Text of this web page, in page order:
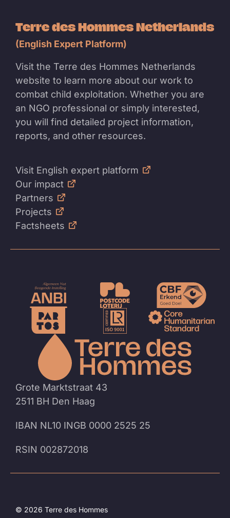
Terre des Hommes Netherlands
(English Expert Platform)
Visit the Terre des Hommes Netherlands
website to learn more about our work to
combat child exploitation. Whether you are
an NGO professional or simply interested,
you will find detailed project information,
reports, and other resources.
Visit English expert platform
Our impact
Partners
Projects
Factsheets
Grote Marktstraat 43
2511 BH Den Haag
IBAN NL10 INGB 0000 2525 25
RSIN 002872018
© 2026 Terre des Hommes